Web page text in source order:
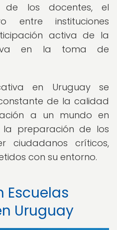
de los docentes, el
entre instituciones
activa de la
en la toma de
en Uruguay se
de la calidad
a un mundo en
preparación de los
ciudadanos críticos,
con su entorno.
Escuelas
Uruguay